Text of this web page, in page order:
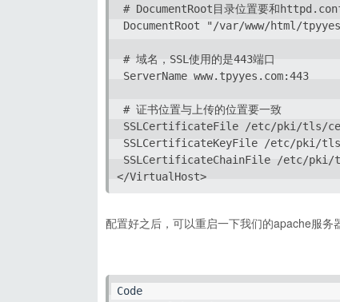
# DocumentRoot目录位置要和
DocumentRoot "/var/www/html/
# 域名，SSL使用的是443端口
ServerName www.tpyyes.com:443
# 证书位置与上传的位置要一致
SSLCertificateFile /etc/pki/tls/
SSLCertificateKeyFile /etc/pki/tls/
SSLCertificateChainFile /etc/
</VirtualHost>
配置好之后，可以重启一下我们的apache服务